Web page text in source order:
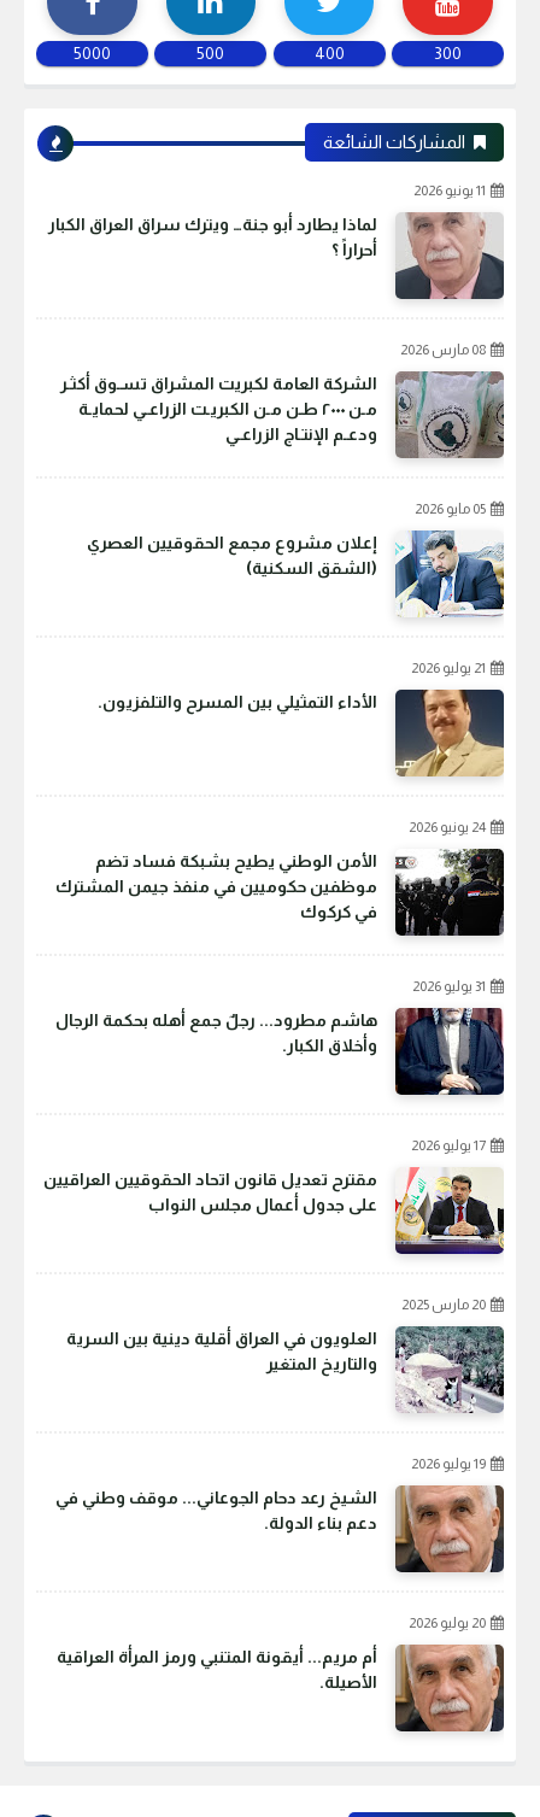
300
400
500
5000
المشاركات الشائعة
11 يونيو 2026
لماذا يطارد أبو جنة… ويترك سراق العراق الكبار
أحراراً ؟
08 مارس 2026
الشركة العامة لكبريت المشراق تسـوق أكثـر
مـن ٢٠٠٠ طـن مـن الكبريـت الزراعـي لحمايـة
ودعـم الإنتـاج الزراعـي
05 مايو 2026
إعلان مشروع مجمع الحقوقيين العصري
(الشقق السكنية)
21 يوليو 2026
الأداء التمثيلي بين المسرح والتلفزيون.
24 يونيو 2026
الأمن الوطني يطيح بشبكة فساد تضم
موظفين حكوميين في منفذ جيمن المشترك
في كركوك
31 يوليو 2026
هاشم مطرود... رجلٌ جمع أهله بحكمة الرجال
وأخلاق الكبار.
17 يوليو 2026
مقترح تعديل قانون اتحاد الحقوقيين العراقيين
على جدول أعمال مجلس النواب
20 مارس 2025
العلويون في العراق أقلية دينية بين السرية
والتاريخ المتغير
19 يوليو 2026
الشيخ رعد دحام الجوعاني... موقف وطني في
دعم بناء الدولة.
20 يوليو 2026
أم مريم... أيقونة المتنبي ورمز المرأة العراقية
الأصيلة.